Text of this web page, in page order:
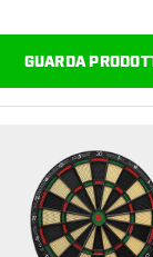
GUARDA